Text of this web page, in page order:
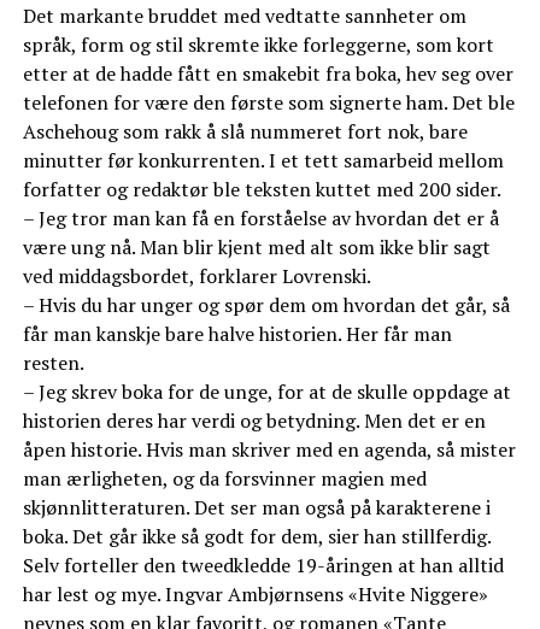
Det markante bruddet med vedtatte sannheter om
språk, form og stil skremte ikke forleggerne, som kort
etter at de hadde fått en smakebit fra boka, hev seg over
telefonen for være den første som signerte ham. Det ble
Aschehoug som rakk å slå nummeret fort nok, bare
minutter før konkurrenten. I et tett samarbeid mellom
forfatter og redaktør ble teksten kuttet med 200 sider.
– Jeg tror man kan få en forståelse av hvordan det er å
være ung nå. Man blir kjent med alt som ikke blir sagt
ved middagsbordet, forklarer Lovrenski.
– Hvis du har unger og spør dem om hvordan det går, så
får man kanskje bare halve historien. Her får man
resten.
– Jeg skrev boka for de unge, for at de skulle oppdage at
historien deres har verdi og betydning. Men det er en
åpen historie. Hvis man skriver med en agenda, så mister
man ærligheten, og da forsvinner magien med
skjønnlitteraturen. Det ser man også på karakterene i
boka. Det går ikke så godt for dem, sier han stillferdig.
Selv forteller den tweedkledde 19-åringen at han alltid
har lest og mye. Ingvar Ambjørnsens «Hvite Niggere»
nevnes som en klar favoritt, og romanen «Tante